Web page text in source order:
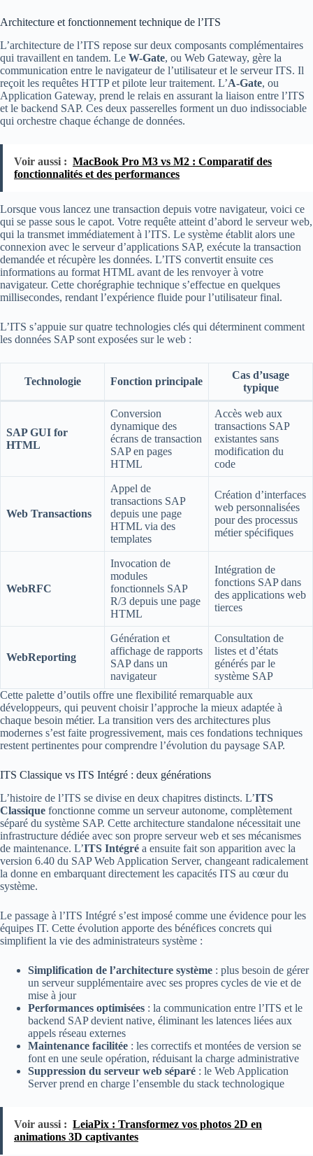
Architecture et fonctionnement technique de l’ITS
L’architecture de l’ITS repose sur deux composants complémentaires
qui travaillent en tandem. Le W-Gate, ou Web Gateway, gère la
communication entre le navigateur de l’utilisateur et le serveur ITS. Il
reçoit les requêtes HTTP et pilote leur traitement. L’A-Gate, ou
Application Gateway, prend le relais en assurant la liaison entre l’ITS
et le backend SAP. Ces deux passerelles forment un duo indissociable
qui orchestre chaque échange de données.
Voir aussi : MacBook Pro M3 vs M2 : Comparatif des
fonctionnalités et des performances
Lorsque vous lancez une transaction depuis votre navigateur, voici ce
qui se passe sous le capot. Votre requête atteint d’abord le serveur web,
qui la transmet immédiatement à l’ITS. Le système établit alors une
connexion avec le serveur d’applications SAP, exécute la transaction
demandée et récupère les données. L’ITS convertit ensuite ces
informations au format HTML avant de les renvoyer à votre
navigateur. Cette chorégraphie technique s’effectue en quelques
millisecondes, rendant l’expérience fluide pour l’utilisateur final.
L’ITS s’appuie sur quatre technologies clés qui déterminent comment
les données SAP sont exposées sur le web :
Technologie Fonction principale
Cas d’usage
typique
SAP GUI for
HTML
Conversion
dynamique des
écrans de transaction
SAP en pages
HTML
Accès web aux
transactions SAP
existantes sans
modification du
code
Web Transactions
Appel de
transactions SAP
depuis une page
HTML via des
templates
Création d’interfaces
web personnalisées
pour des processus
métier spécifiques
WebRFC
Invocation de
modules
fonctionnels SAP
R/3 depuis une page
HTML
Intégration de
fonctions SAP dans
des applications web
tierces
WebReporting
Génération et
affichage de rapports
SAP dans un
navigateur
Consultation de
listes et d’états
générés par le
système SAP
Cette palette d’outils offre une flexibilité remarquable aux
développeurs, qui peuvent choisir l’approche la mieux adaptée à
chaque besoin métier. La transition vers des architectures plus
modernes s’est faite progressivement, mais ces fondations techniques
restent pertinentes pour comprendre l’évolution du paysage SAP.
ITS Classique vs ITS Intégré : deux générations
L’histoire de l’ITS se divise en deux chapitres distincts. L’ITS
Classique fonctionne comme un serveur autonome, complètement
séparé du système SAP. Cette architecture standalone nécessitait une
infrastructure dédiée avec son propre serveur web et ses mécanismes
de maintenance. L’ITS Intégré a ensuite fait son apparition avec la
version 6.40 du SAP Web Application Server, changeant radicalement
la donne en embarquant directement les capacités ITS au cœur du
système.
Le passage à l’ITS Intégré s’est imposé comme une évidence pour les
équipes IT. Cette évolution apporte des bénéfices concrets qui
simplifient la vie des administrateurs système :
Simplification de l’architecture système : plus besoin de gérer
un serveur supplémentaire avec ses propres cycles de vie et de
mise à jour
Performances optimisées : la communication entre l’ITS et le
backend SAP devient native, éliminant les latences liées aux
appels réseau externes
Maintenance facilitée : les correctifs et montées de version se
font en une seule opération, réduisant la charge administrative
Suppression du serveur web séparé : le Web Application
Server prend en charge l’ensemble du stack technologique
Voir aussi : LeiaPix : Transformez vos photos 2D en
animations 3D captivantes